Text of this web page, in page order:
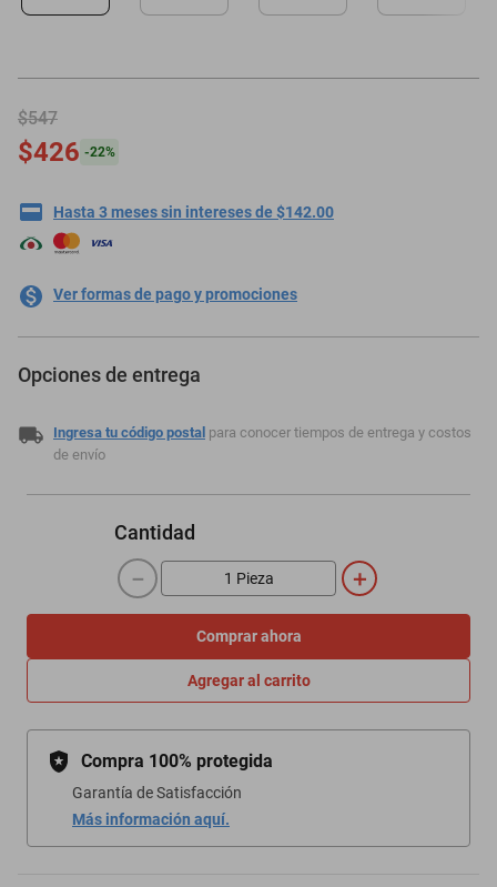
$547
$426 -22%
Hasta 3 meses sin intereses de $142.00
Ver formas de pago y promociones
Opciones de entrega
Ingresa tu código postal para conocer tiempos de entrega y costos
de envío
Cantidad
＋
－
Comprar ahora
Agregar al carrito
Compra 100% protegida
Garantía de Satisfacción
Más información aquí.